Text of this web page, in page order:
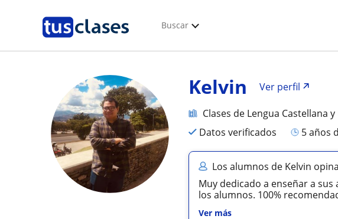
Buscar
Kelvin Ver perfil
Clases de Lengua Castellana
Datos verificados
5
Los alumnos de Kelvin
Muy dedicado a enseñar a
los alumnos. 100%
Ver más